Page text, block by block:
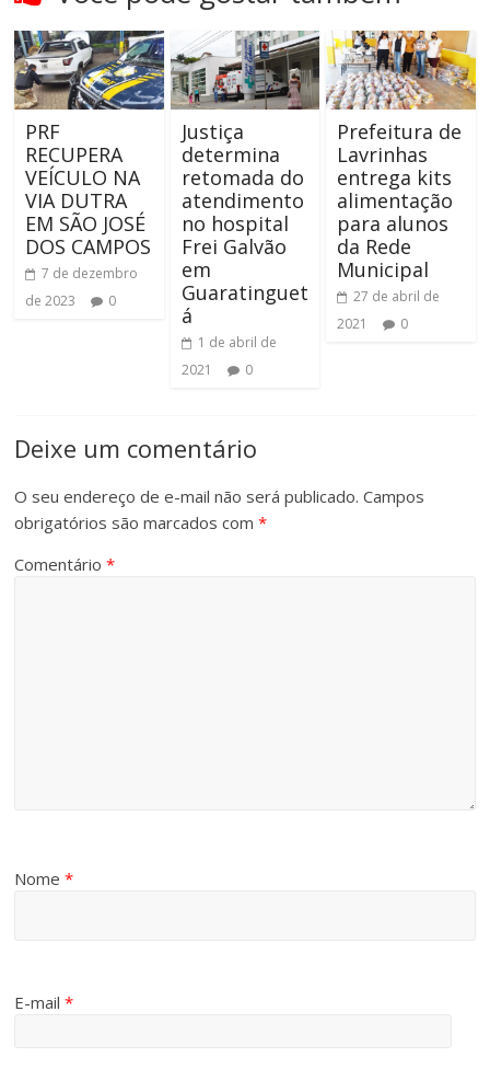
PRF
RECUPERA
VEÍCULO NA
VIA DUTRA
EM SÃO JOSÉ
DOS CAMPOS
7 de dezembro
de 2023
0
Justiça
determina
retomada do
atendimento
no hospital
Frei Galvão
em
Guaratinguet
á
1 de abril de
2021
0
Prefeitura de
Lavrinhas
entrega kits
alimentação
para alunos
da Rede
Municipal
27 de abril de
2021
0
Deixe um comentário
O seu endereço de e-mail não será publicado. Campos
obrigatórios são marcados com*
Comentário*
Nome*
E-mail*